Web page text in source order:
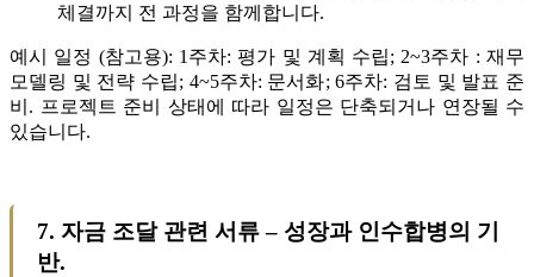
체결까지 전 과정을 함께합니다.
예시 일정 (참고용): 1주차: 평가 및 계획 수립; 2~3주차 : 재무
모델링 및 전략 수립; 4~5주차: 문서화; 6주차: 검토 및 발표 준
비. 프로젝트 준비 상태에 따라 일정은 단축되거나 연장될 수
있습니다.
7. 자금 조달 관련 서류 – 성장과 인수합병의 기
반.